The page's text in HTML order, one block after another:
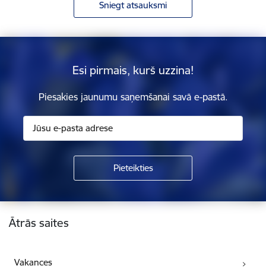
Sniegt atsauksmi
Esi pirmais, kurš uzzina!
Piesakies jaunumu saņemšanai savā e-pastā.
Kājene
Ātrās saites
Vakances